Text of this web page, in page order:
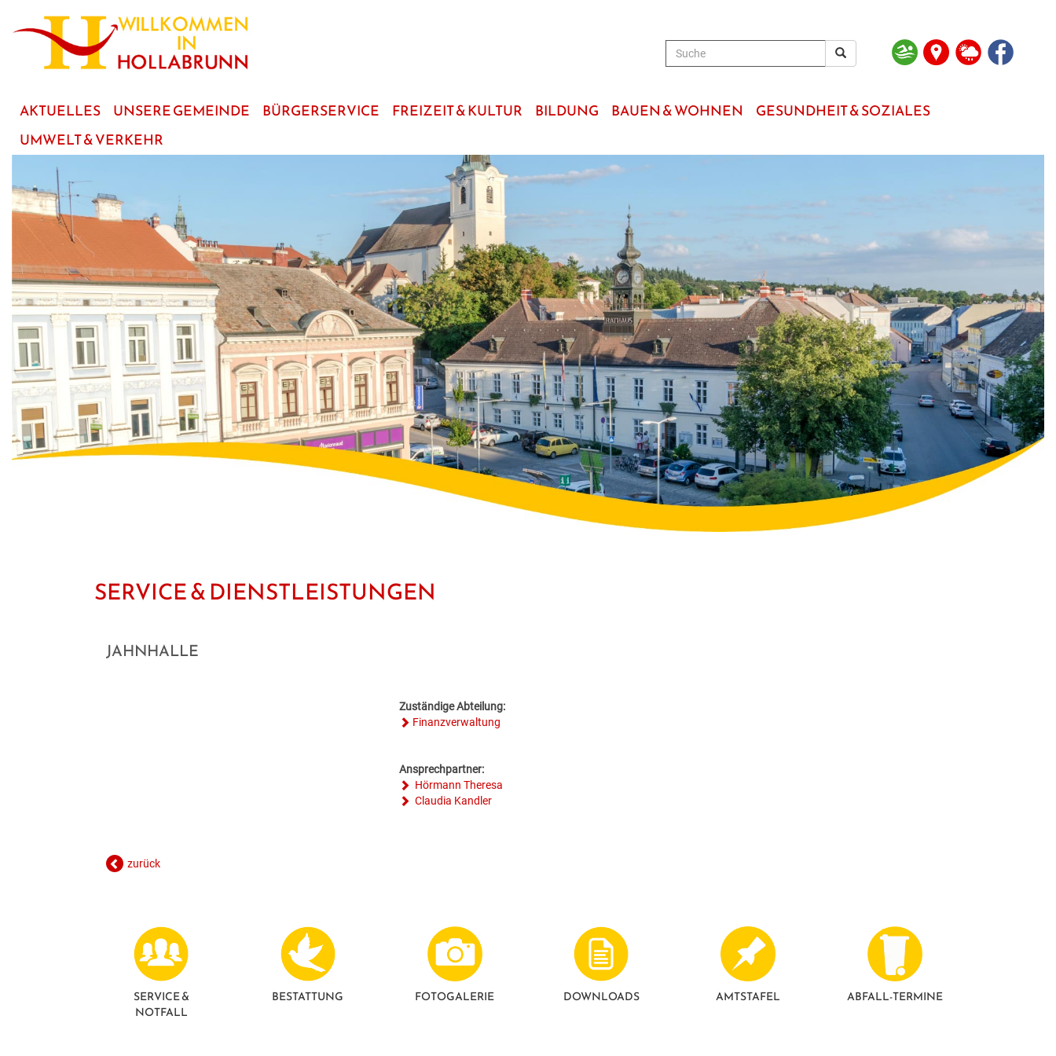
Hauptinhalt
AKTUELLES UNSERE GEMEINDE BÜRGERSERVICE FREIZEIT & KULTUR BILDUNG BAUEN & WOHNEN
GESUNDHEIT & SOZIALES
UMWELT & VERKEHR
SERVICE & DIENSTLEISTUNGEN
JAHNHALLE
Zuständige Abteilung:
Finanzverwaltung
Ansprechpartner:
Hörmann Theresa
Claudia Kandler
zurück
SERVICE &
NOTFALL
BESTATTUNG FOTO­GALERIE DOWNLOADS AMTSTAFEL ABFALL-TERMINE